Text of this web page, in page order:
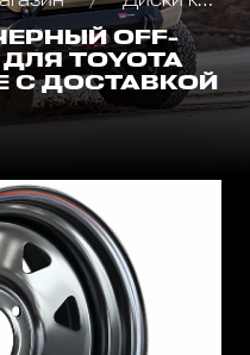
OFF-
ДЛЯ TOYOTA
С ДОСТАВКОЙ